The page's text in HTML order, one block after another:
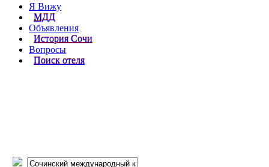
Я Вижу
МДД
Объявления
История Сочи
Вопросы
Поиск отеля